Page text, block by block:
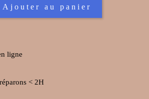
Ajouter au panier
ligne
< 2H